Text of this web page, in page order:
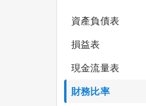
資產負債表
損益表
現金流量表
財務比率